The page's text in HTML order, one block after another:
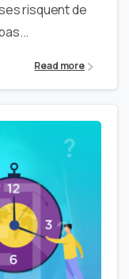
risquent de
Read more